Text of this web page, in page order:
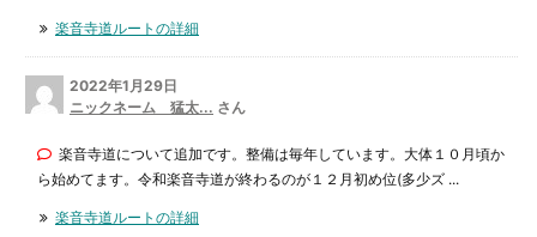
楽音寺道ルートの詳細
2022年1月29日
ニックネーム 猛太... さん
楽音寺道について追加です。整備は毎年しています。大体１０月頃か
ら始めてます。令和楽音寺道が終わるのが１２月初め位(多少ズ ...
楽音寺道ルートの詳細